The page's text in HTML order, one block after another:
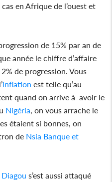
en Afrique de l’ouest et
de 15% par an de
année le chiffre d’affaire
de progression. Vous
inflation est telle qu’au
quand on arrive à avoir le
Nigéria , on vous arrache le
étaient si bonnes, on
de Nsia Banque et
Diagou s’est aussi attaqué